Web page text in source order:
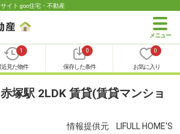
イト goo住宅・不動産
1
近見た物件
0
保存した条件
0
お気に入り
塚駅 2LDK 賃貸(賃貸マンショ
情報提供元 LIFULL HOME'S